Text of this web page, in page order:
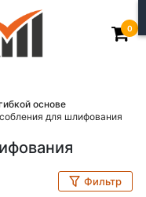
0
основе
для шлифования
Фильтр